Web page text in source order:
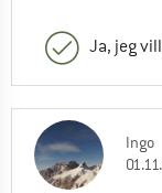
Ja, jeg
Ingo